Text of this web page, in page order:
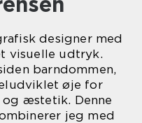
designer med
visuelle udtryk.
barndommen,
øje for
æstetik. Denne
jeg med